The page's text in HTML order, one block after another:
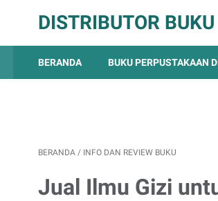
DISTRIBUTOR BUKU
BERANDA BUKU PERPUSTAKAAN
BERANDA / INFO DAN REVIEW BUKU
Jual Ilmu Gizi